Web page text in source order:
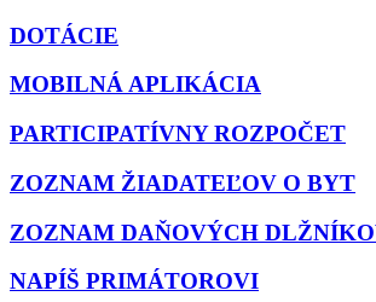
DOTÁCIE
MOBILNÁ APLIKÁCIA
PARTICIPATÍVNY ROZPOČET
ZOZNAM ŽIADATEĽOV O BYT
ZOZNAM DAŇOVÝCH
NAPÍŠ PRIMÁTOROVI